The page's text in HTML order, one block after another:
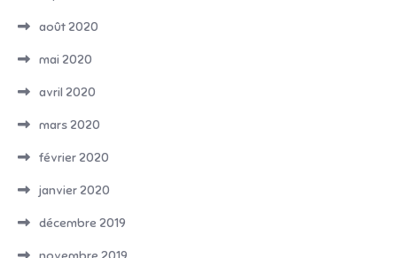
août 2020
mai 2020
avril 2020
mars 2020
février 2020
janvier 2020
décembre 2019